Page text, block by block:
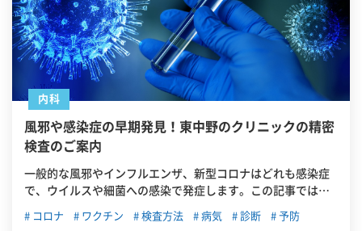
内科
風邪や感染症の早期発見！東中野のクリニックの精密
検査のご案内
一般的な風邪やインフルエンザ、新型コロナはどれも感染症
で、ウイルスや細菌への感染で発症します。この記事では、
邪・インフルエンザ・新型コロナの違いについて紹介してい
コロナ ワクチン 検査方法 病気 診断 予防